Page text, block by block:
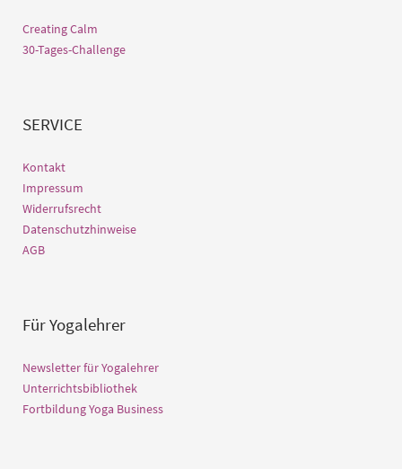
Creating Calm
30-Tages-Challenge
SERVICE
Kontakt
Impressum
Widerrufsrecht
Datenschutzhinweise
AGB
Für Yogalehrer
Newsletter für Yogalehrer
Unterrichtsbibliothek
Fortbildung Yoga Business